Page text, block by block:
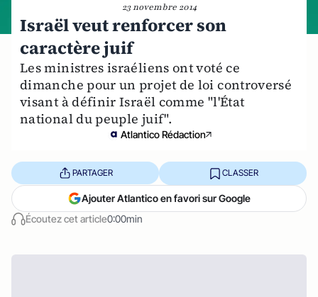
23 novembre 2014
Israël veut renforcer son
caractère juif
Les ministres israéliens ont voté ce
dimanche pour un projet de loi controversé
visant à définir Israël comme "l'État
national du peuple juif".
Atlantico Rédaction
Écoutez cet article0:00min
PARTAGER CLASSER
Ajouter Atlantico en favori sur Google